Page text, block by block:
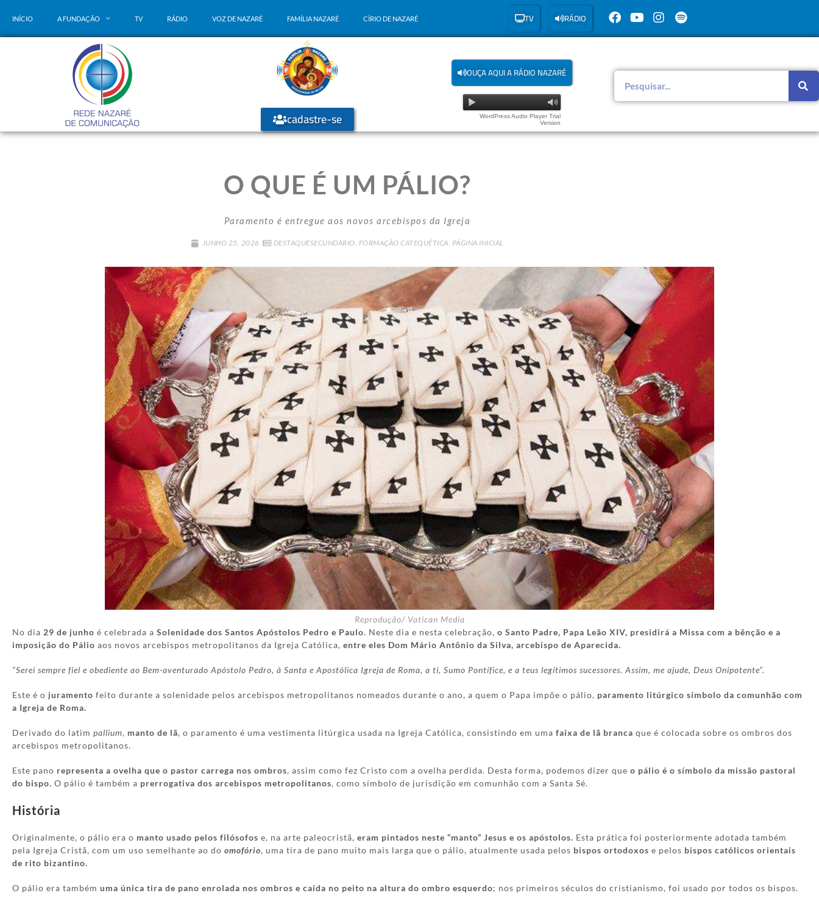
INÍCIO A FUNDAÇÃO TV RÁDIO VOZ DE NAZARÉ FAMÍLIA NAZARÉ CÍRIO DE NAZARÉ TV RÁDIO
cadastre-se
OUÇA AQUI A RÁDIO NAZARÉ
WordPress Audio Player Trial
Version
O QUE É UM PÁLIO?
Paramento é entregue aos novos arcebispos da Igreja
JUNHO 25, 2026 DESTAQUESECUNDARIO, FORMAÇÃO CATEQUÉTICA, PÁGINA INICIAL
Reprodução/ Vatican Media
No dia 29 de junho é celebrada a Solenidade dos Santos Apóstolos Pedro e Paulo. Neste dia e nesta celebração, o Santo Padre, Papa Leão XIV, presidirá a Missa com a bênção e a
imposição do Pálio aos novos arcebispos metropolitanos da Igreja Católica, entre eles Dom Mário Antônio da Silva, arcebispo de Aparecida.
“Serei sempre fiel e obediente ao Bem-aventurado Apóstolo Pedro, à Santa e Apostólica Igreja de Roma, a ti, Sumo Pontífice, e a teus legítimos sucessores. Assim, me ajude, Deus Onipotente”.
Este é o juramento feito durante a solenidade pelos arcebispos metropolitanos nomeados durante o ano, a quem o Papa impõe o pálio, paramento litúrgico símbolo da comunhão com
a Igreja de Roma.
Derivado do latim pallium, manto de lã, o paramento é uma vestimenta litúrgica usada na Igreja Católica, consistindo em uma faixa de lã branca que é colocada sobre os ombros dos
arcebispos metropolitanos.
Este pano representa a ovelha que o pastor carrega nos ombros, assim como fez Cristo com a ovelha perdida. Desta forma, podemos dizer que o pálio é o símbolo da missão pastoral
do bispo. O pálio é também a prerrogativa dos arcebispos metropolitanos, como símbolo de jurisdição em comunhão com a Santa Sé.
História
Originalmente, o pálio era o manto usado pelos filósofos e, na arte paleocristã, eram pintados neste “manto” Jesus e os apóstolos. Esta prática foi posteriormente adotada também
pela Igreja Cristã, com um uso semelhante ao do omofório, uma tira de pano muito mais larga que o pálio, atualmente usada pelos bispos ortodoxos e pelos bispos católicos orientais
de rito bizantino.
O pálio era também uma única tira de pano enrolada nos ombros e caída no peito na altura do ombro esquerdo; nos primeiros séculos do cristianismo, foi usado por todos os bispos.